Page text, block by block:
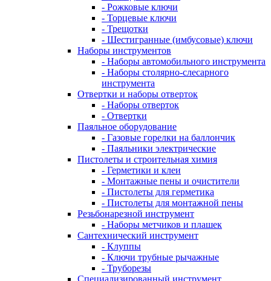
- Рожковые ключи
- Торцевые ключи
- Трещотки
- Шестигранные (имбусовые) ключи
Наборы инструментов
- Наборы автомобильного инструмента
- Наборы столярно-слесарного
инструмента
Отвертки и наборы отверток
- Наборы отверток
- Отвертки
Паяльное оборудование
- Газовые горелки на баллончик
- Паяльники электрические
Пистолеты и строительная химия
- Герметики и клеи
- Монтажные пены и очистители
- Пистолеты для герметика
- Пистолеты для монтажной пены
Резьбонарезной инструмент
- Наборы метчиков и плашек
Сантехнический инструмент
- Клуппы
- Ключи трубные рычажные
- Труборезы
Специализированный инструмент